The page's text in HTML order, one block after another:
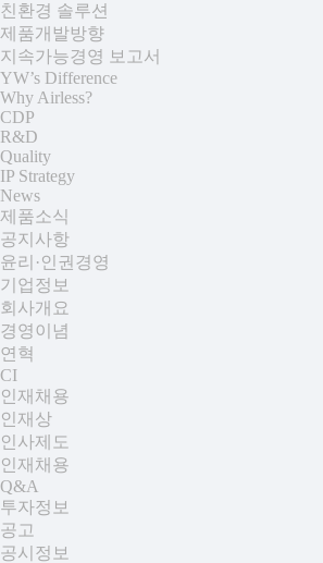
친환경 솔루션
제품개발방향
지속가능경영 보고서
YW’s Difference
Why Airless?
CDP
R&D
Quality
IP Strategy
News
제품소식
공지사항
윤리·인권경영
기업정보
회사개요
경영이념
연혁
CI
인재채용
인재상
인사제도
인재채용
Q&A
투자정보
공고
공시정보